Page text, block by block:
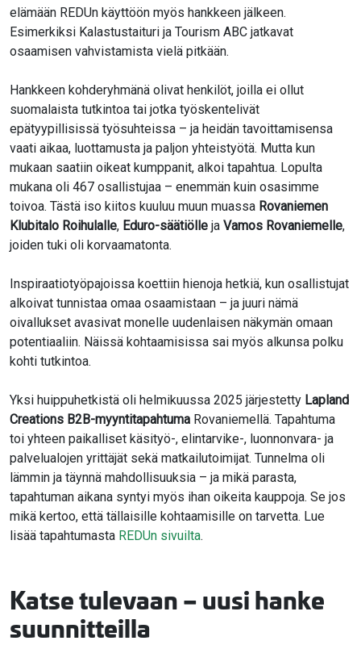
elämään REDUn käyttöön myös hankkeen jälkeen.
Esimerkiksi Kalastustaituri ja Tourism ABC jatkavat
osaamisen vahvistamista vielä pitkään.
Hankkeen kohderyhmänä olivat henkilöt, joilla ei ollut
suomalaista tutkintoa tai jotka työskentelivät
epätyypillisissä työsuhteissa – ja heidän tavoittamisensa
vaati aikaa, luottamusta ja paljon yhteistyötä. Mutta kun
mukaan saatiin oikeat kumppanit, alkoi tapahtua. Lopulta
mukana oli 467 osallistujaa – enemmän kuin osasimme
toivoa. Tästä iso kiitos kuuluu muun muassa Rovaniemen
Klubitalo Roihulalle, Eduro-säätiölle ja Vamos Rovaniemelle,
joiden tuki oli korvaamatonta.
Inspiraatiotyöpajoissa koettiin hienoja hetkiä, kun osallistujat
alkoivat tunnistaa omaa osaamistaan – ja juuri nämä
oivallukset avasivat monelle uudenlaisen näkymän omaan
potentiaaliin. Näissä kohtaamisissa sai myös alkunsa polku
kohti tutkintoa.
Yksi huippuhetkistä oli helmikuussa 2025 järjestetty Lapland
Creations B2B-myyntitapahtuma Rovaniemellä. Tapahtuma
toi yhteen paikalliset käsityö-, elintarvike-, luonnonvara- ja
palvelualojen yrittäjät sekä matkailutoimijat. Tunnelma oli
lämmin ja täynnä mahdollisuuksia – ja mikä parasta,
tapahtuman aikana syntyi myös ihan oikeita kauppoja. Se jos
mikä kertoo, että tällaisille kohtaamisille on tarvetta. Lue
lisää tapahtumasta REDUn sivuilta.
Katse tulevaan – uusi hanke
suunnitteilla